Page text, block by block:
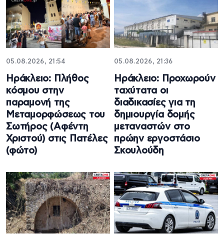
05.08.2026, 21:54
Ηράκλειο: Πλήθος
κόσμου στην
παραμονή της
Μεταμορφώσεως του
Σωτήρος (Αφέντη
Χριστού) στις Πατέλες
(φώτο)
05.08.2026, 21:36
Ηράκλειο: Προχωρούν
ταχύτατα οι
διαδικασίες για τη
δημιουργία δομής
μεταναστών στο
πρώην εργοστάσιο
Σκουλούδη